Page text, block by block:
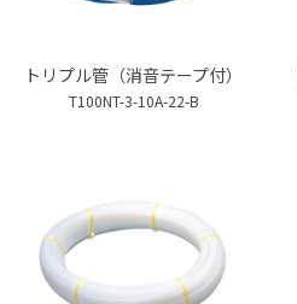
トリプル管（消音テープ付）
T100NT-3-10A-22-B